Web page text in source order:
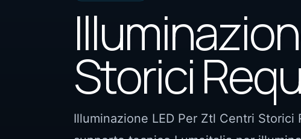
Storici
Illuminazione LED Per Ztl Centri